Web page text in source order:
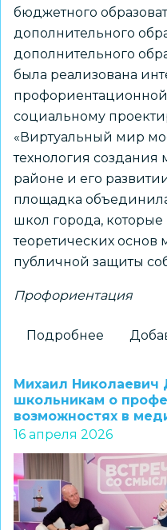
бюджетного
дополнительного
дополнительного
была реализована
социальному
«Виртуальный мир
технология создания
районе и его
площадка
школ города,
теоретических
публичной защиты
Профориентация
Подробнее
смена
по
освоению
Михаил Николаевич
школьникам о
возможностях в
16 апреля 2026